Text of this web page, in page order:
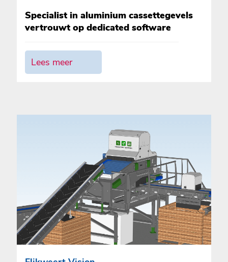
Specialist in aluminium cassettegevels
vertrouwt op dedicated software
Lees meer